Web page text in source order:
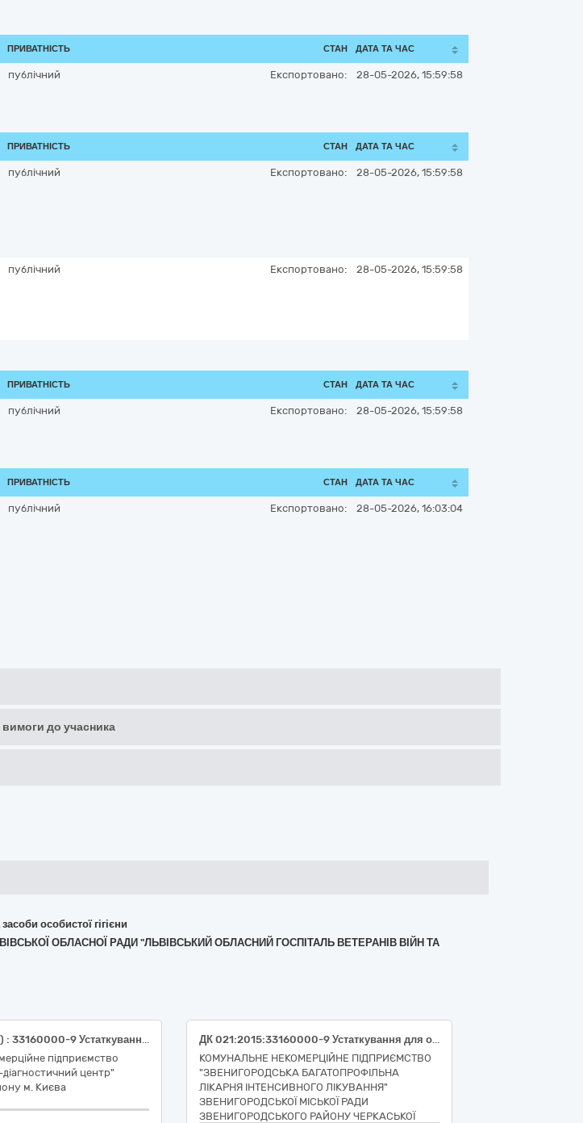
ПРИВАТНІСТЬ СТАН ДАТА ТА ЧАС
публічний Експортовано: 28-05-2026, 15:59:58
ПРИВАТНІСТЬ СТАН ДАТА ТА ЧАС
публічний Експортовано: 28-05-2026, 15:59:58
публічний Експортовано: 28-05-2026, 15:59:58
ПРИВАТНІСТЬ СТАН ДАТА ТА ЧАС
публічний Експортовано: 28-05-2026, 15:59:58
ПРИВАТНІСТЬ СТАН ДАТА ТА ЧАС
публічний Експортовано: 28-05-2026, 16:03:04
вимоги до учасника
особистої гігієни
ОБЛАСНОЇ РАДИ "ЛЬВІВСЬКИЙ ОБЛАСНИЙ ГОСПІТАЛЬ ВЕТЕРАНІВ ВІЙН ТА
ДК 021:2015 (CPV) : 33160000-9 Устаткування для операційних блоків
підприємство
центр"
м. Києва
ДК 021:2015:33160000-9 Устаткування для операційних блоків Артроскоп НК 024:2023: 34856 ;код НК 031:2024: L19 ; Електрод плазмовий Код НК 024:2023: 63309; Код НК 031:2024: K02050101 )
КОМУНАЛЬНЕ НЕКОМЕРЦІЙНЕ ПІДПРИЄМСТВО
"ЗВЕНИГОРОДСЬКА БАГАТОПРОФІЛЬНА
ЛІКАРНЯ ІНТЕНСИВНОГО ЛІКУВАННЯ"
ЗВЕНИГОРОДСЬКОЇ МІСЬКОЇ РАДИ
ЗВЕНИГОРОДСЬКОГО РАЙОНУ ЧЕРКАСЬКОЇ